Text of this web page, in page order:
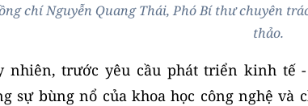
chí Nguyễn Quang Thái, Phó Bí thư chuyên
thảo.
nhiên, trước yêu cầu phát triển kinh tế
sự bùng nổ của khoa học công nghệ và